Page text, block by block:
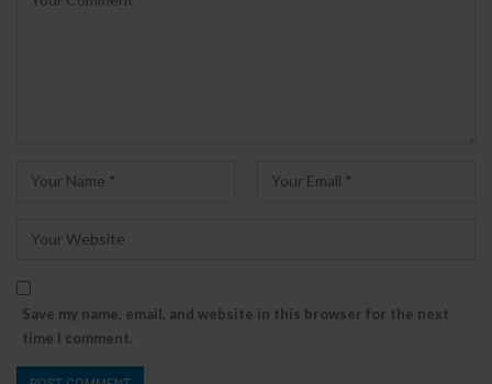
Save my name, email, and website in this browser for the next
time I comment.